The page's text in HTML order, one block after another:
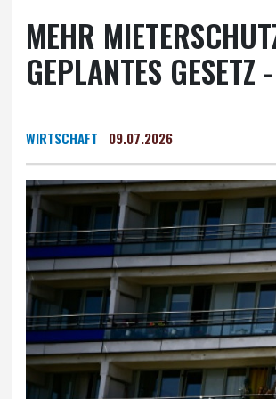
MEHR
EPLANTES GESETZ
WIRTSCHAFT 09.07.2026